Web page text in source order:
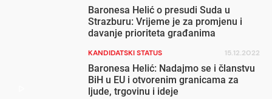
Baronesa Helić o presudi Suda u
Strazburu: Vrijeme je za promjenu i
davanje prioriteta građanima
KANDIDATSKI STATUS 15.12.2022
Baronesa Helić: Nadajmo se i članstvu
BiH u EU i otvorenim granicama za
ljude, trgovinu i ideje